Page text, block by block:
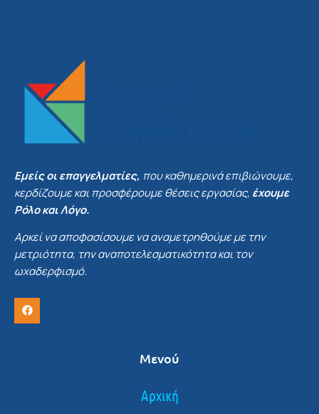
Εμείς οι επαγγελματίες, που καθημερινά επιβιώνουμε,
κερδίζουμε και προσφέρουμε θέσεις εργασίας, έχουμε
Ρόλο και Λόγο.
Αρκεί να αποφασίσουμε να αναμετρηθούμε με την
μετριότητα, την αναποτελεσματικότητα και τον
ωχαδερφισμό.
Μενού
Αρχική